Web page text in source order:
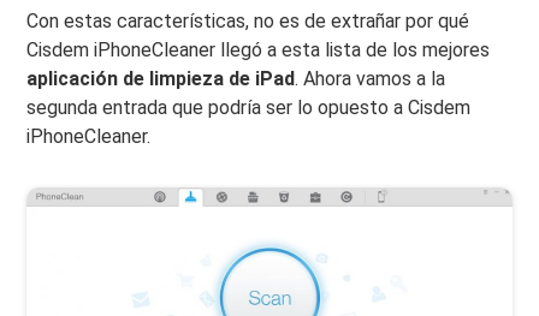
Con estas características, no es de extrañar por qué
Cisdem iPhoneCleaner llegó a esta lista de los mejores
aplicación de limpieza de iPad. Ahora vamos a la
segunda entrada que podría ser lo opuesto a Cisdem
iPhoneCleaner.